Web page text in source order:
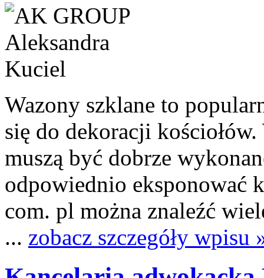
Wazony szklane to
się do dekoracji
muszą być dobrze
odpowiednio eksponować
com. pl można znaleźć
... zobacz szczegóły wpisu